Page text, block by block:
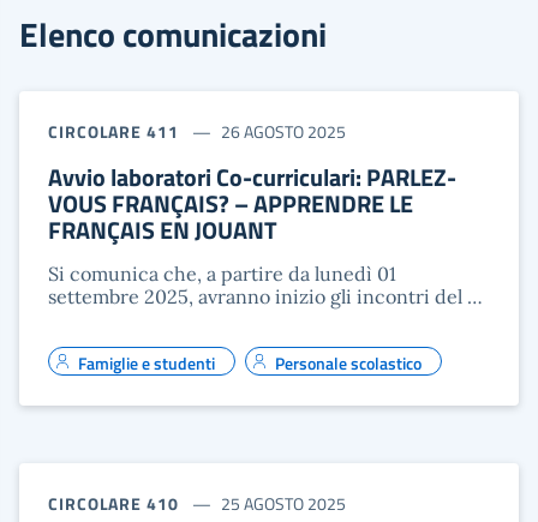
Elenco comunicazioni
CIRCOLARE 411 26 AGOSTO 2025
Avvio laboratori Co-curriculari: PARLEZ-
VOUS FRANÇAIS? – APPRENDRE LE
FRANÇAIS EN JOUANT
Si comunica che, a partire da lunedì 01
settembre 2025, avranno inizio gli incontri del …
Famiglie e studenti Personale scolastico
CIRCOLARE 410 25 AGOSTO 2025